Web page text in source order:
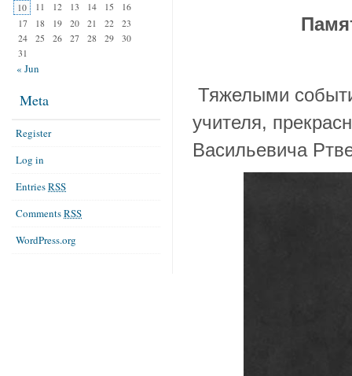
Тяжелыми
учителя,
Васильевича
« Jun
10
11 12 13 14 15
16
17
18 19 20 21 22
23
24
25 26 27 28 29
30
31
Meta
Register
Log in
EntriesRSS
CommentsRSS
WordPress.org